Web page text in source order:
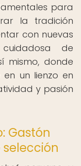
para
la tradición
con nuevas
de
mismo, donde
un lienzo en
y pasión
Gastón
selección